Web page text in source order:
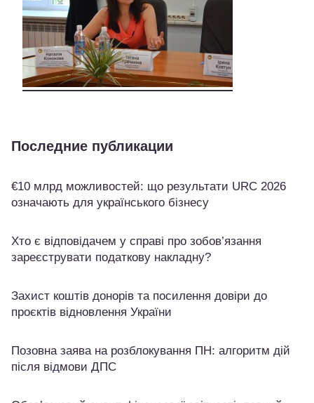
Последние публикации
€10 млрд можливостей: що результати URC 2026
означають для українського бізнесу
Хто є відповідачем у справі про зобов’язання
зареєструвати податкову накладну?
Захист коштів донорів та посилення довіри до
проєктів відновлення України
Позовна заява на розблокування ПН: алгоритм дій
після відмови ДПС